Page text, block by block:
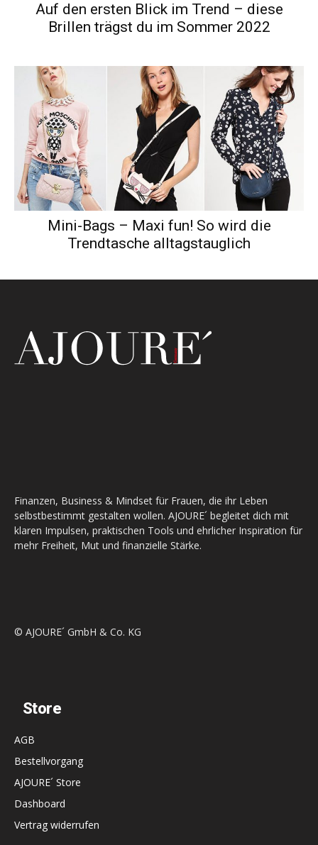
Auf den ersten Blick im Trend – diese
Brillen trägst du im Sommer 2022
Mini-Bags – Maxi fun! So wird die
Trendtasche alltagstauglich
Finanzen, Business & Mindset für Frauen, die ihr Leben
selbstbestimmt gestalten wollen. AJOURE´ begleitet dich mit
klaren Impulsen, praktischen Tools und ehrlicher Inspiration für
mehr Freiheit, Mut und finanzielle Stärke.
© AJOURE´ GmbH & Co. KG
Store
AGB
Bestellvorgang
AJOURE´ Store
Dashboard
Vertrag widerrufen